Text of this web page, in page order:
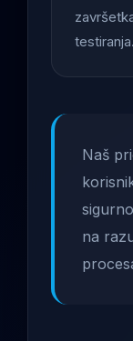
testiranja.
Naš
na